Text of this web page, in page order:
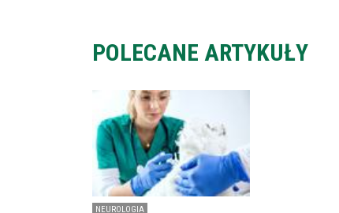
POLECANE ARTYKUŁY
NEUROLOGIA